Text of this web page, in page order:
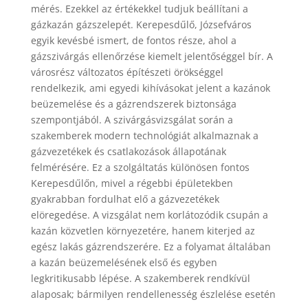
mérés. Ezekkel az értékekkel tudjuk beállítani a
gázkazán gázszelepét. Kerepesdűlő, Józsefváros
egyik kevésbé ismert, de fontos része, ahol a
gázszivárgás ellenőrzése kiemelt jelentőséggel bír. A
városrész változatos építészeti örökséggel
rendelkezik, ami egyedi kihívásokat jelent a kazánok
beüzemelése és a gázrendszerek biztonsága
szempontjából. A szivárgásvizsgálat során a
szakemberek modern technológiát alkalmaznak a
gázvezetékek és csatlakozások állapotának
felmérésére. Ez a szolgáltatás különösen fontos
Kerepesdűlőn, mivel a régebbi épületekben
gyakrabban fordulhat elő a gázvezetékek
elöregedése. A vizsgálat nem korlátozódik csupán a
kazán közvetlen környezetére, hanem kiterjed az
egész lakás gázrendszerére. Ez a folyamat általában
a kazán beüzemelésének első és egyben
legkritikusabb lépése. A szakemberek rendkívül
alaposak; bármilyen rendellenesség észlelése esetén